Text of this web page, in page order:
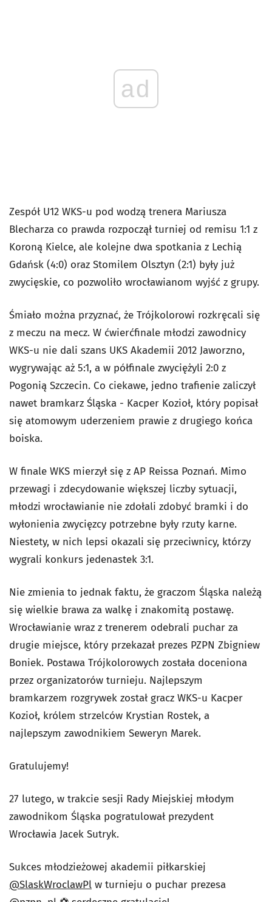
ad
Zespół U12 WKS-u pod wodzą trenera Mariusza
Blecharza co prawda rozpoczął turniej od remisu 1:1 z
Koroną Kielce, ale kolejne dwa spotkania z Lechią
Gdańsk (4:0) oraz Stomilem Olsztyn (2:1) były już
zwycięskie, co pozwoliło wrocławianom wyjść z grupy.
Śmiało można przyznać, że Trójkolorowi rozkręcali się
z meczu na mecz. W ćwierćfinale młodzi zawodnicy
WKS-u nie dali szans UKS Akademii 2012 Jaworzno,
wygrywając aż 5:1, a w półfinale zwyciężyli 2:0 z
Pogonią Szczecin. Co ciekawe, jedno trafienie zaliczył
nawet bramkarz Śląska - Kacper Kozioł, który popisał
się atomowym uderzeniem prawie z drugiego końca
boiska.
W finale WKS mierzył się z AP Reissa Poznań. Mimo
przewagi i zdecydowanie większej liczby sytuacji,
młodzi wrocławianie nie zdołali zdobyć bramki i do
wyłonienia zwycięzcy potrzebne były rzuty karne.
Niestety, w nich lepsi okazali się przeciwnicy, którzy
wygrali konkurs jedenastek 3:1.
Nie zmienia to jednak faktu, że graczom Śląska należą
się wielkie brawa za walkę i znakomitą postawę.
Wrocławianie wraz z trenerem odebrali puchar za
drugie miejsce, który przekazał prezes PZPN Zbigniew
Boniek. Postawa Trójkolorowych została doceniona
przez organizatorów turnieju. Najlepszym
bramkarzem rozgrywek został gracz WKS-u Kacper
Kozioł, królem strzelców Krystian Rostek, a
najlepszym zawodnikiem Seweryn Marek.
Gratulujemy!
27 lutego, w trakcie sesji Rady Miejskiej młodym
zawodnikom Śląska pogratulował prezydent
Wrocławia Jacek Sutryk.
Sukces młodzieżowej akademii piłkarskiej
@SlaskWroclawPl w turnieju o puchar prezesa